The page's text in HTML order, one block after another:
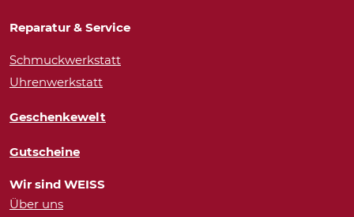
Reparatur & Service
Schmuckwerkstatt
Uhrenwerkstatt
Geschenkewelt
Gutscheine
Wir sind WEISS
Über uns